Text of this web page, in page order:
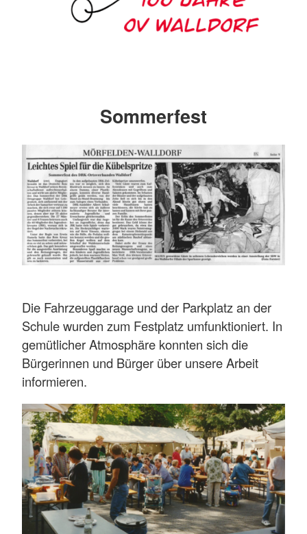
Sommerfest
Die Fahrzeuggarage und der Parkplatz an der
Schule wurden zum Festplatz umfunktioniert. In
gemütlicher Atmosphäre konnten sich die
Bürgerinnen und Bürger über unsere Arbeit
informieren.